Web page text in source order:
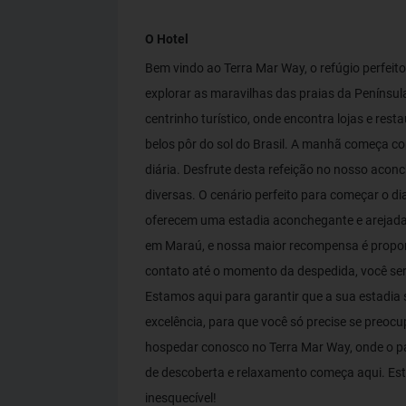
O Hotel
Bem vindo ao Terra Mar Way, o refúgio
explorar as maravilhas das praias da
centrinho turístico, onde encontra lojas e
belos pôr do sol do Brasil. A manhã começa
diária. Desfrute desta refeição no nosso
diversas. O cenário perfeito para começar o
oferecem uma estadia aconchegante e
em Maraú, e nossa maior recompensa é
contato até o momento da despedida, você
Estamos aqui para garantir que a sua estadia
excelência, para que você só precise se
hospedar conosco no Terra Mar Way, onde o
de descoberta e relaxamento começa aqui.
inesquecível!